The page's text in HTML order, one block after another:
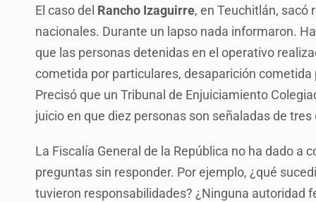
El caso del Rancho Izaguirre, en Teuchitlán, sacó
nacionales. Durante un lapso nada informaron.
que las personas detenidas en el operativo
cometida por particulares, desaparición
Precisó que un Tribunal de Enjuiciamiento
juicio en que diez personas son señaladas de
La Fiscalía General de la República no ha dado a
preguntas sin responder. Por ejemplo, ¿qué
tuvieron responsabilidades? ¿Ninguna autoridad